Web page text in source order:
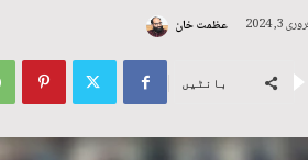
3, 2024 عظمت خان
بانٹیں